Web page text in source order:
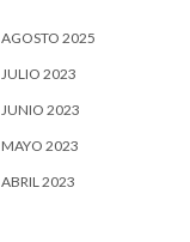
AGOSTO 2025
JULIO 2023
JUNIO 2023
MAYO 2023
ABRIL 2023